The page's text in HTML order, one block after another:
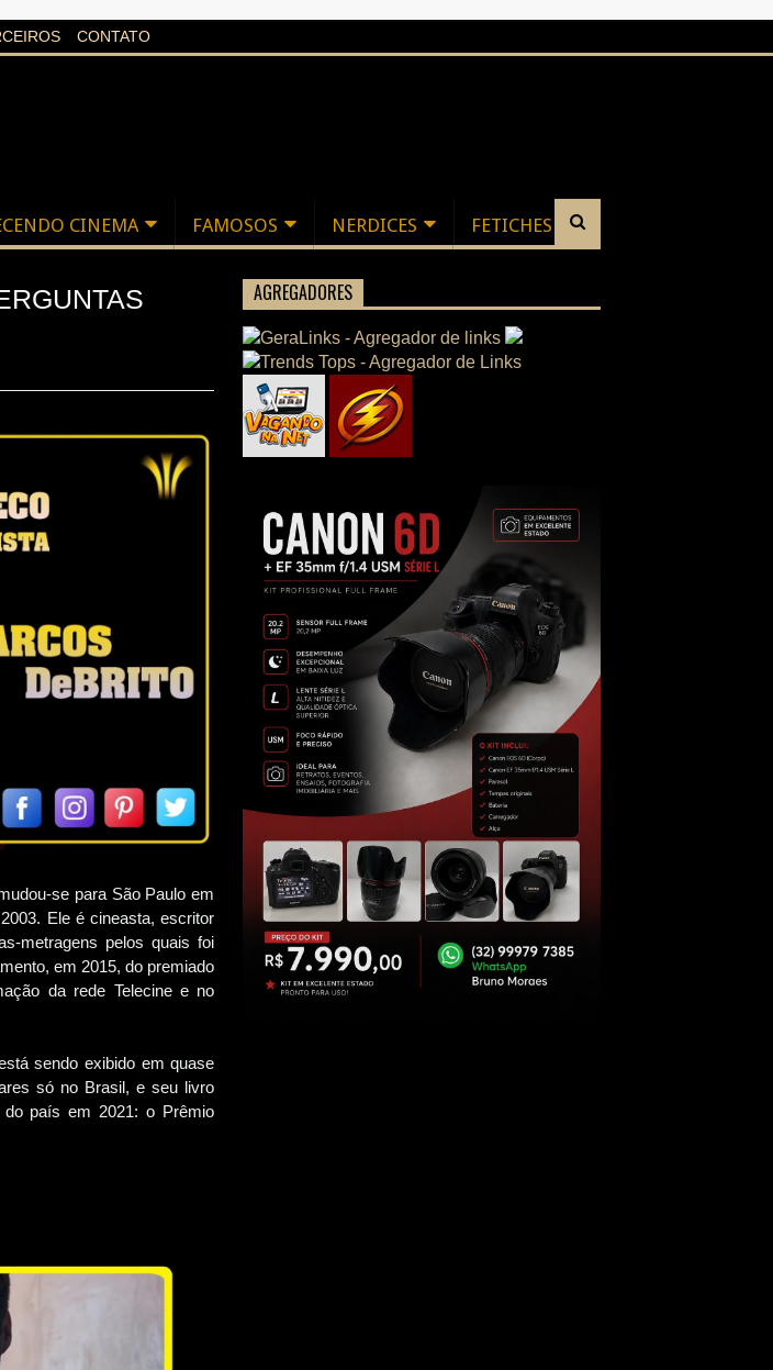
CONTATO
CINEMA FAMOSOS NERDICES FETICHES
se para São Paulo em
Ele é cineasta, escritor
metragens pelos quais foi
em 2015, do premiado
da rede Telecine e no
sendo exibido em quase
só no Brasil, e seu livro
do país em 2021: o Prêmio
AGREGADORES